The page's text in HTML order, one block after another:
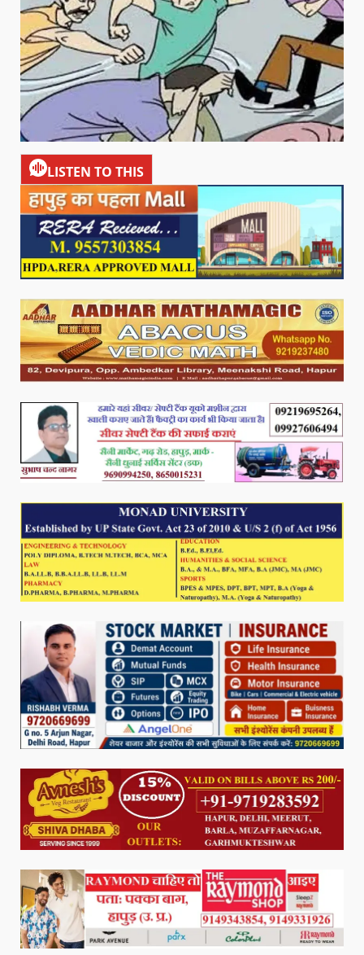
LISTEN TO THIS